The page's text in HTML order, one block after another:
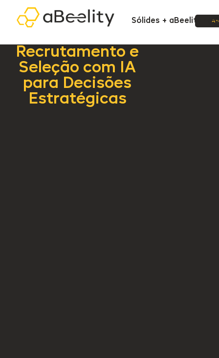
Sólides + aBeelity
Recrutamento e
Seleção com IA
para Decisões
Estratégicas